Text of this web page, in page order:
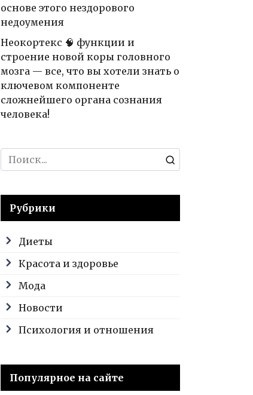
основе этого нездорового
недоумения
Неокортекс 🧠 функции и
строение новой коры головного
мозга — все, что вы хотели знать о
ключевом компоненте
сложнейшего органа сознания
человека!
Search
for:
Рубрики
Диеты
Красота и здоровье
Мода
Новости
Психология и отношения
Популярное на сайте